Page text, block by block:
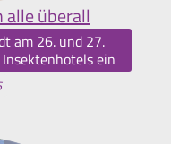
überall
am 26. und 27.
ein